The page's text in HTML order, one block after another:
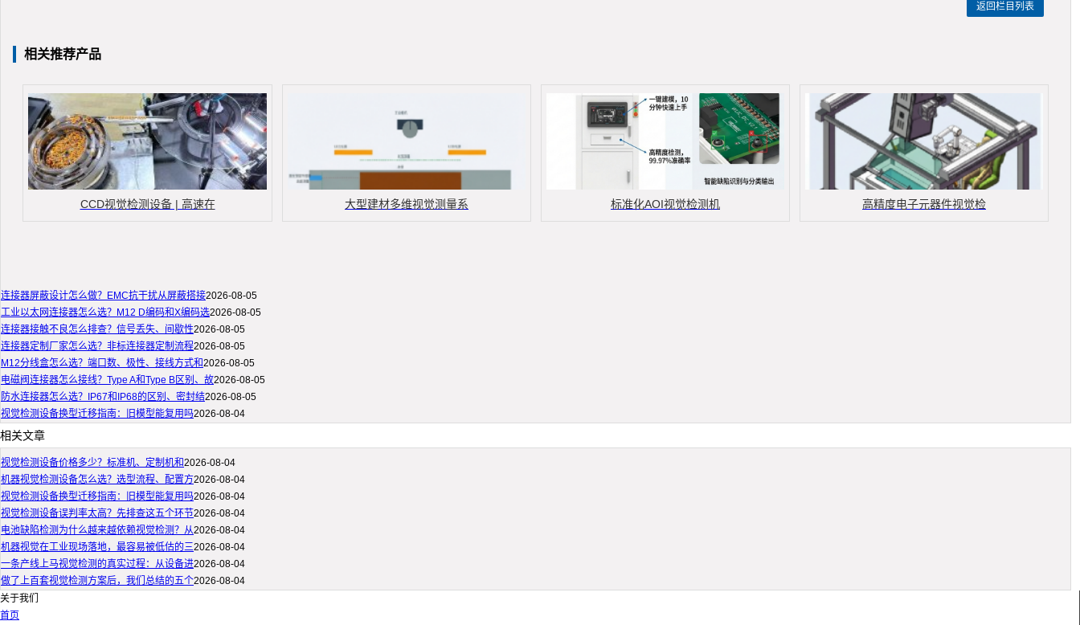
返回栏目列表
相关推荐产品
CCD视觉检测设备 | 高速在 大型建材多维视觉测量系 标准化AOI视觉检测机 高精度电子元器件视觉检
连接器屏蔽设计怎么做？EMC抗干扰从屏蔽搭接2026-08-05
工业以太网连接器怎么选？M12 D编码和X编码选2026-08-05
连接器接触不良怎么排查？信号丢失、间歇性2026-08-05
连接器定制厂家怎么选？非标连接器定制流程2026-08-05
M12分线盒怎么选？端口数、极性、接线方式和2026-08-05
电磁阀连接器怎么接线？Type A和Type B区别、故2026-08-05
防水连接器怎么选？IP67和IP68的区别、密封结2026-08-05
视觉检测设备换型迁移指南：旧模型能复用吗2026-08-04
相关文章
视觉检测设备价格多少？标准机、定制机和2026-08-04
机器视觉检测设备怎么选？选型流程、配置方2026-08-04
视觉检测设备换型迁移指南：旧模型能复用吗2026-08-04
视觉检测设备误判率太高？先排查这五个环节2026-08-04
电池缺陷检测为什么越来越依赖视觉检测？从2026-08-04
机器视觉在工业现场落地，最容易被低估的三2026-08-04
一条产线上马视觉检测的真实过程：从设备进2026-08-04
做了上百套视觉检测方案后，我们总结的五个2026-08-04
关于我们
首页